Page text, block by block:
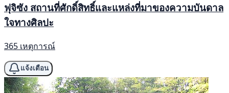
ฟุจิซัง สถานที่ศักดิ์สิทธิ์และแหล่งที่มาของความบันดาล
ใจทางศิลปะ
365 เหตุการณ์
แจ้งเตือน